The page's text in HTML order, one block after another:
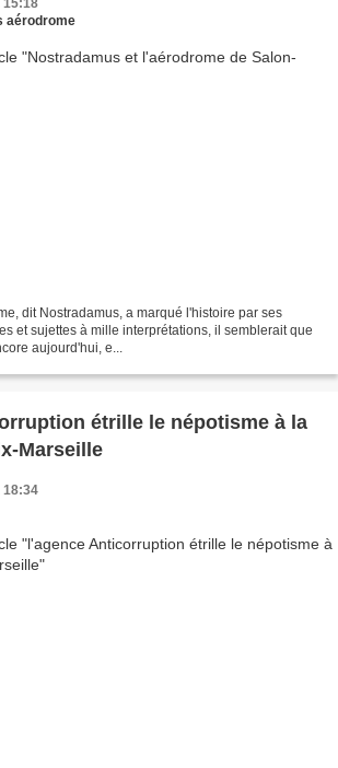
aérodrome
dit Nostradamus, a marqué l'histoire par ses
et sujettes à mille interprétations, il semblerait que
aujourd'hui, e...
étrille le népotisme à la
Marseille
18:34